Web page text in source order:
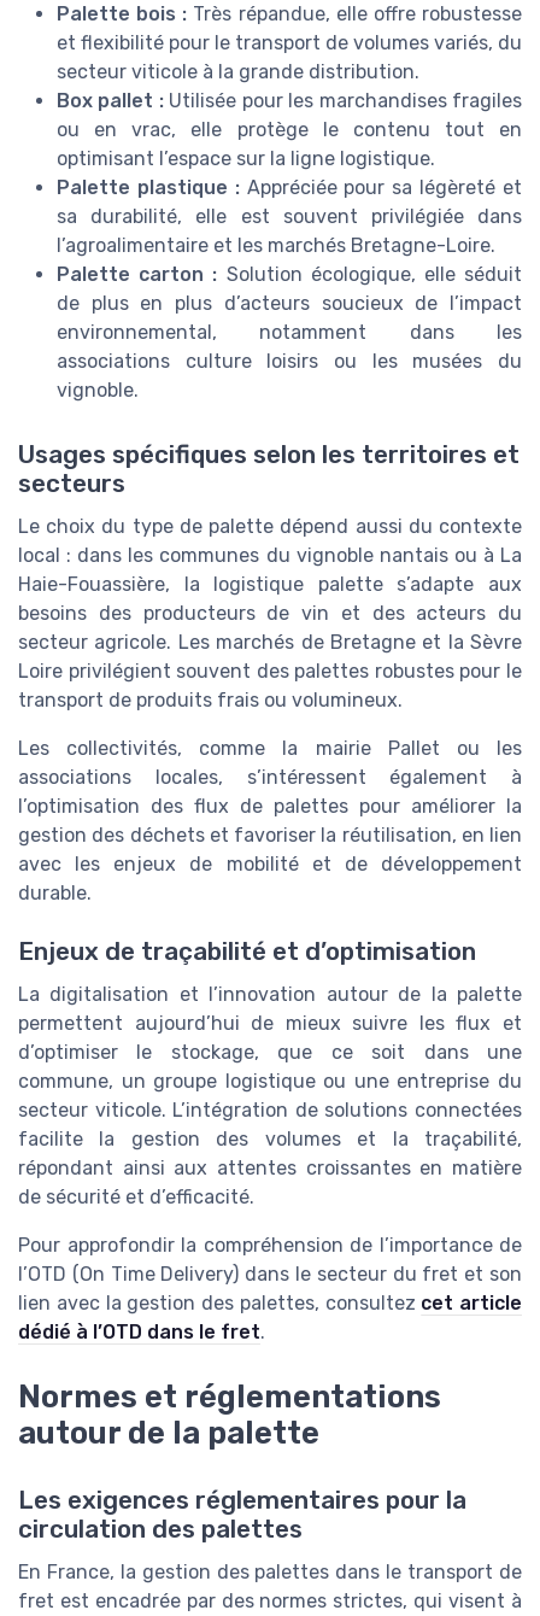
Palette bois : Très répandue, elle offre robustesse
et flexibilité pour le transport de volumes variés, du
secteur viticole à la grande distribution.
Box pallet :Utilisée pour les marchandises fragiles
ou en vrac, elle protège le contenu tout en
optimisant l’espace sur la ligne logistique.
Palette plastique :Appréciée pour sa légèreté et
sa durabilité, elle est souvent privilégiée dans
l’agroalimentaire et les marchés Bretagne-Loire.
Palette carton : Solution écologique, elle séduit
de plus en plus d’acteurs soucieux de l’impact
environnemental, notamment dans les
associations culture loisirs ou les musées du
vignoble.
Usages spécifiques selon les territoires et
secteurs
Le choix du type de palette dépend aussi du contexte
local : dans les communes du vignoble nantais ou à La
Haie-Fouassière, la logistique palette s’adapte aux
besoins des producteurs de vin et des acteurs du
secteur agricole. Les marchés de Bretagne et la Sèvre
Loire privilégient souvent des palettes robustes pour le
transport de produits frais ou volumineux.
Les collectivités, comme la mairie Pallet ou les
associations locales, s’intéressent également à
l’optimisation des flux de palettes pour améliorer la
gestion des déchets et favoriser la réutilisation, en lien
avec les enjeux de mobilité et de développement
durable.
Enjeux de traçabilité et d’optimisation
La digitalisation et l’innovation autour de la palette
permettent aujourd’hui de mieux suivre les flux et
d’optimiser le stockage, que ce soit dans une
commune, un groupe logistique ou une entreprise du
secteur viticole. L’intégration de solutions connectées
facilite la gestion des volumes et la traçabilité,
répondant ainsi aux attentes croissantes en matière
de sécurité et d’efficacité.
Pour approfondir la compréhension de l’importance de
l’OTD (On Time Delivery) dans le secteur du fret et son
lien avec la gestion des palettes, consultez cet article
dédié à l’OTD dans le fret.
Normes et réglementations
autour de la palette
Les exigences réglementaires pour la
circulation des palettes
En France, la gestion des palettes dans le transport de
fret est encadrée par des normes strictes, qui visent à